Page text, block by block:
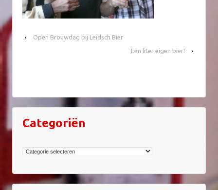
‹
Open Brouwdag bij Leidsch Bier
Eén liter eigen bier!
›
Categoriën